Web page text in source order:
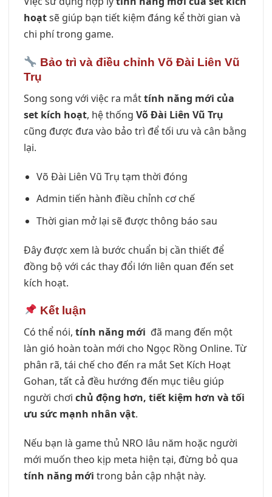
hoạtsẽ giúp bạn tiết kiệm đáng kể thời gian và
chi phí trong game.
Bảo trì và điều chỉnh Võ Đài Liên Vũ
Trụ
Song song với việc ra mắttính năng mới của
set kích hoạt, hệ thống Võ Đài Liên Vũ Trụ
cũng được đưa vào bảo trì để tối ưu và cân bằng
lại.
Võ Đài Liên Vũ Trụ tạm thời đóng
Admin tiến hành điều chỉnh cơ chế
Thời gian mở lại sẽ được thông báo sau
Đây được xem là bước chuẩn bị cần thiết để
đồng bộ với các thay đổi lớn liên quan đến set
kích hoạt.
Kết luận
Có thể nói, tính năng mới đã mang đến một
làn gió hoàn toàn mới cho Ngọc Rồng Online. Từ
phân rã, tái chế cho đến ra mắt Set Kích Hoạt
Gohan, tất cả đều hướng đến mục tiêu giúp
người chơi chủ động hơn, tiết kiệm hơn và tối
ưu sức mạnh nhân vật.
Nếu bạn là game thủ NRO lâu năm hoặc người
mới muốn theo kịp meta hiện tại, đừng bỏ qua
tính năng mới trong bản cập nhật này.